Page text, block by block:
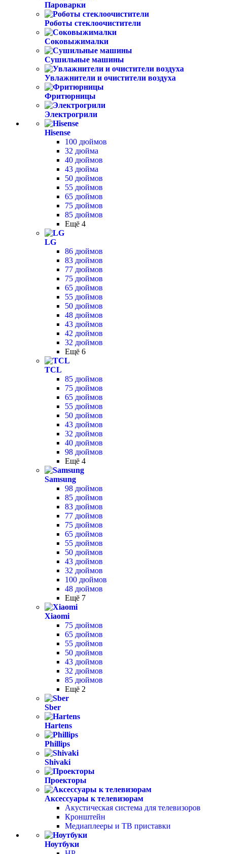
Пароварки
Роботы стеклоочистители
Соковыжималки
Сушильные машины
Увлажнители и очистители воздуха
Фритюрницы
Электрогрили
Hisense
100 дюймов
32 дюйма
40 дюймов
43 дюйма
50 дюймов
55 дюймов
65 дюймов
75 дюймов
85 дюймов
Ещё 4
LG
86 дюймов
83 дюймов
77 дюймов
75 дюймов
65 дюймов
55 дюймов
50 дюймов
48 дюймов
43 дюймов
42 дюймов
32 дюймов
Ещё 6
TCL
85 дюймов
75 дюймов
65 дюймов
55 дюймов
50 дюймов
43 дюймов
32 дюймов
40 дюймов
98 дюймов
Ещё 4
Samsung
98 дюймов
85 дюймов
83 дюймов
77 дюймов
75 дюймов
65 дюймов
55 дюймов
50 дюймов
43 дюймов
32 дюймов
100 дюймов
48 дюймов
Ещё 7
Xiaomi
75 дюймов
65 дюймов
55 дюймов
50 дюймов
43 дюймов
32 дюймов
85 дюймов
Ещё 2
Sber
Hartens
Phillips
Shivaki
Проекторы
Аксессуары к телевизорам
Акустическая система для телевизоров
Кронштейн
Медиаплееры и ТВ приставки
Ноутбуки